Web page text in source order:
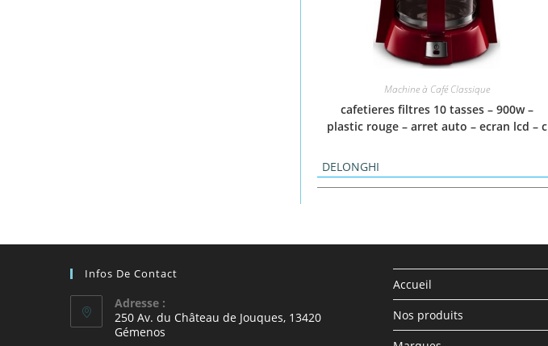
Machine à Café Classique
cafetieres filtres 10 tasses – 900w –
plastic rouge – arret auto – ecran lcd – c
DELONGHI
Infos De Contact
Adresse :
250 Av. du Château de Jouques, 13420
Gémenos
Accueil
Nos produits